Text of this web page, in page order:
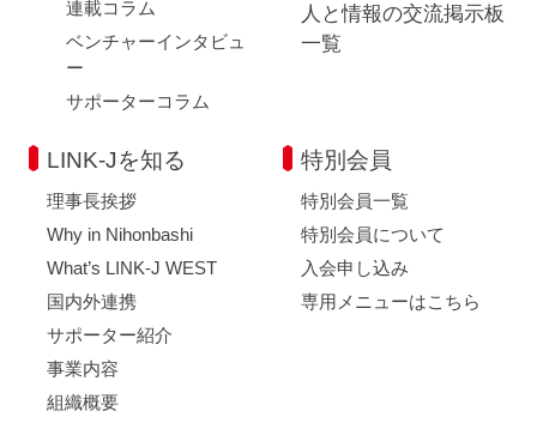
連載コラム
ベンチャーインタビュ
ー
サポーターコラム
人と情報の交流掲示板
一覧
LINK-Jを知る
理事長挨拶
Why in Nihonbashi
What’s LINK-J WEST
国内外連携
サポーター紹介
事業内容
組織概要
特別会員
特別会員一覧
特別会員について
入会申し込み
専用メニューはこちら